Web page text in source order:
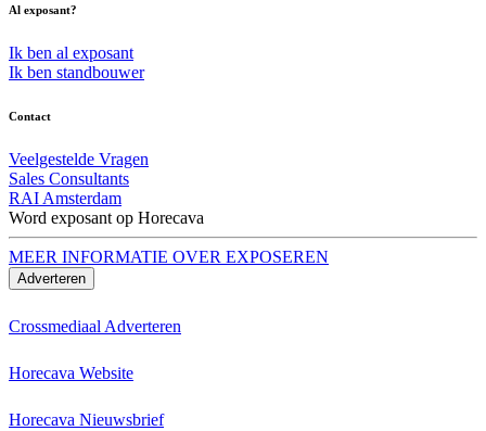
Al exposant?
Ik ben al exposant
Ik ben standbouwer
Contact
Veelgestelde Vragen
Sales Consultants
RAI Amsterdam
Word exposant op Horecava
MEER INFORMATIE OVER EXPOSEREN
Adverteren
Crossmediaal Adverteren
Horecava Website
Horecava Nieuwsbrief